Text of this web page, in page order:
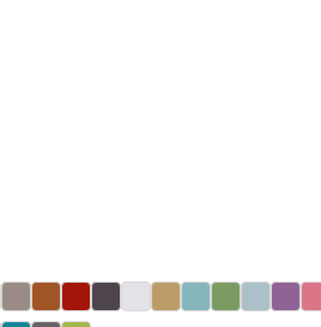
CocosCopper
CoralCoriander
Crystal
CurryEmerald
GrassIce Blue